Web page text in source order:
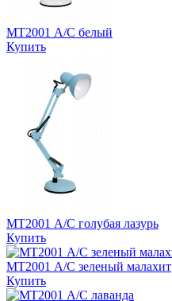
MT2001 А/С белый
Купить
MT2001 А/С голубая лазурь
Купить
MT2001 А/С зеленый малахит
Купить